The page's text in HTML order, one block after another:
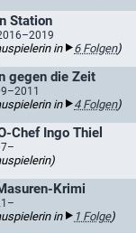
Station
in 6 Folgen)
gegen die Zeit
in 4 Folgen)
Chef Ingo Thiel
Krimi
in 1 Folge)